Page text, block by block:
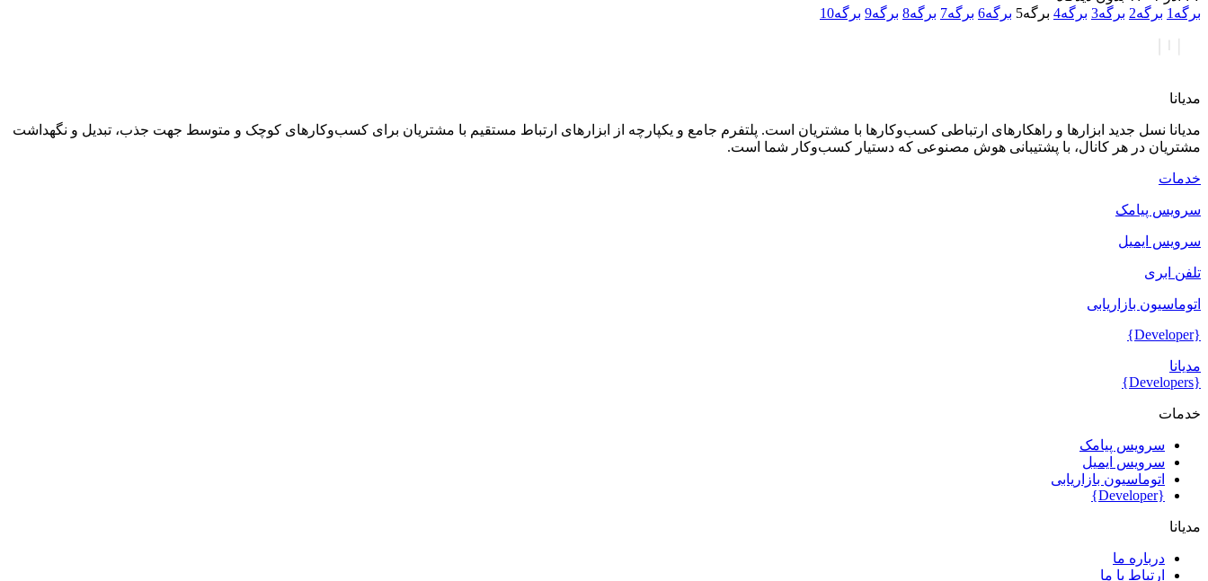
برگه 1 برگه2 برگه3 برگه4 برگه5 برگه6 برگه7 برگه8 برگه9 برگه10
مدیانا
مدیانا نسل جدید ابزارها و راهکارهای ارتباطی کسب‌وکارها با مشتریان است. پلتفرم جامع و یکپارچه از ابزارهای ارتباط مستقیم با مشتریان برای کسب‌وکارهای کوچک و متوسط جهت جذب، تبدیل و نگهداشت
مشتریان در هر کانال، با پشتیبانی هوش مصنوعی که دستیار کسب‌وکار شما است.
خدمات
سرویس پیامک
سرویس ایمیل
تلفن ابری
اتوماسیون بازاریابی
{Developer}
مدیانا
{Developers}
خدمات
سرویس پیامک
سرویس ایمیل
اتوماسیون بازاریابی
{Developer}
مدیانا
درباره ما
ارتباط با ما